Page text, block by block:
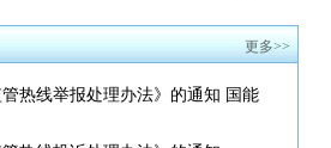
更多>>
热线举报处理办法》的通知 国能